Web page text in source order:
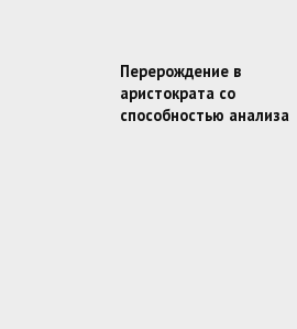
Перерождение в
аристократа со
способностью анализа